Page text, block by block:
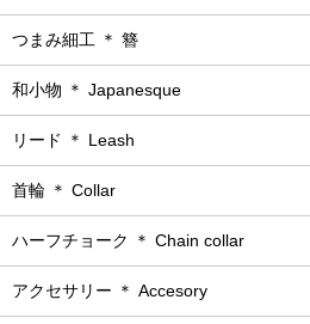
つまみ細工 ＊ 簪
和小物 ＊ Japanesque
リード ＊ Leash
首輪 ＊ Collar
ハーフチョーク ＊ Chain collar
アクセサリー ＊ Accesory